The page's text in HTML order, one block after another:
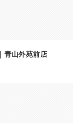
青山外苑前店